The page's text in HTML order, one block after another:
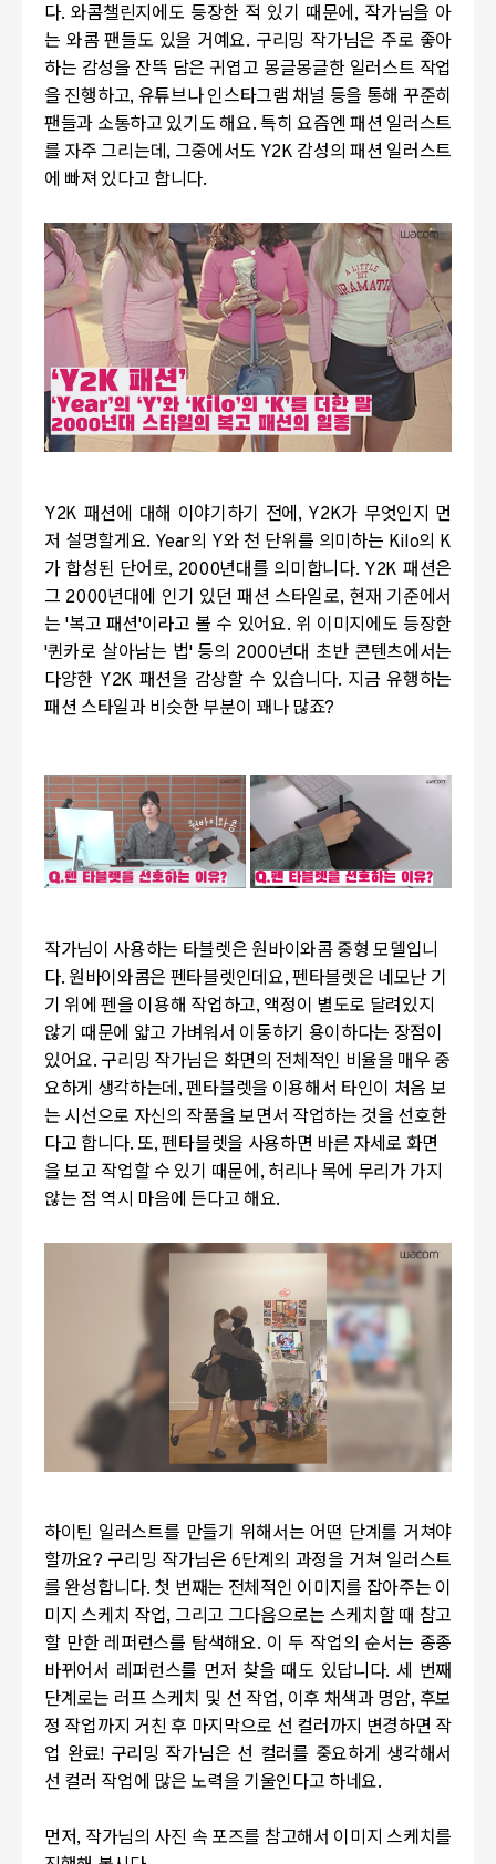
다. 와콤챌린지에도 등장한 적 있기 때문에, 작가님을 아
는 와콤 팬들도 있을 거예요. 구리밍 작가님은 주로 좋아
하는 감성을 잔뜩 담은 귀엽고 몽글몽글한 일러스트 작업
을 진행하고, 유튜브나 인스타그램 채널 등을 통해 꾸준히
팬들과 소통하고 있기도 해요. 특히 요즘엔 패션 일러스트
를 자주 그리는데, 그중에서도 Y2K 감성의 패션 일러스트
에 빠져 있다고 합니다.
Y2K 패션에 대해 이야기하기 전에, Y2K가 무엇인지 먼
저 설명할게요. Year의 Y와 천 단위를 의미하는 Kilo의 K
가 합성된 단어로, 2000년대를 의미합니다. Y2K 패션은
그 2000년대에 인기 있던 패션 스타일로, 현재 기준에서
는 '복고 패션'이라고 볼 수 있어요. 위 이미지에도 등장한
'퀸카로 살아남는 법' 등의 2000년대 초반 콘텐츠에서는
다양한 Y2K 패션을 감상할 수 있습니다. 지금 유행하는
패션 스타일과 비슷한 부분이 꽤나 많죠?
작가님이 사용하는 타블렛은 원바이와콤 중형 모델입니
다. 원바이와콤은 펜타블렛인데요, 펜타블렛은 네모난 기
기 위에 펜을 이용해 작업하고, 액정이 별도로 달려있지
않기 때문에 얇고 가벼워서 이동하기 용이하다는 장점이
있어요. 구리밍 작가님은 화면의 전체적인 비율을 매우 중
요하게 생각하는데, 펜타블렛을 이용해서 타인이 처음 보
는 시선으로 자신의 작품을 보면서 작업하는 것을 선호한
다고 합니다. 또, 펜타블렛을 사용하면 바른 자세로 화면
을 보고 작업할 수 있기 때문에, 허리나 목에 무리가 가지
않는 점 역시 마음에 든다고 해요.
하이틴 일러스트를 만들기 위해서는 어떤 단계를 거쳐야
할까요? 구리밍 작가님은 6단계의 과정을 거쳐 일러스트
를 완성합니다. 첫 번째는 전체적인 이미지를 잡아주는 이
미지 스케치 작업, 그리고 그다음으로는 스케치할 때 참고
할 만한 레퍼런스를 탐색해요. 이 두 작업의 순서는 종종
바뀌어서 레퍼런스를 먼저 찾을 때도 있답니다. 세 번째
단계로는 러프 스케치 및 선 작업, 이후 채색과 명암, 후보
정 작업까지 거친 후 마지막으로 선 컬러까지 변경하면 작
업 완료! 구리밍 작가님은 선 컬러를 중요하게 생각해서
선 컬러 작업에 많은 노력을 기울인다고 하네요.
먼저, 작가님의 사진 속 포즈를 참고해서 이미지 스케치를